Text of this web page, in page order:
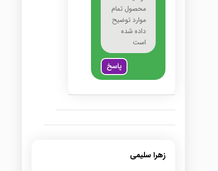
محصول تمام
موارد توضیح
داده شده
است
پاسخ
زهرا سلیمی